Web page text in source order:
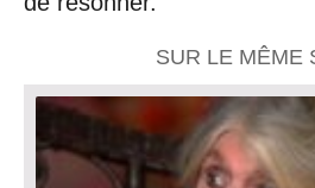
SUR LE MÊME